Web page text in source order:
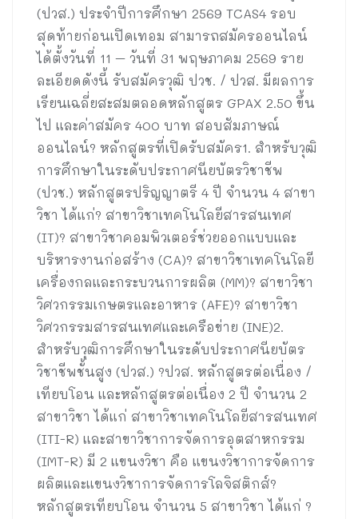
(ปวส.) ประจำปีการศึกษา 2569 TCAS4 รอบ
สุดท้ายก่อนเปิดเทอม สามารถสมัครออนไลน์
ได้ตั้งวันที่ 11 – วันที่ 31 พฤษภาคม 2569 ราย
ละเอียดดังนี้ รับสมัครวุฒิ ปวช. / ปวส. มีผลการ
เรียนเฉลี่ยสะสมตลอดหลักสูตร GPAX 2.50 ขึ้น
ไป และค่าสมัคร 400 บาท สอบสัมภาษณ์
ออนไลน์? หลักสูตรที่เปิดรับสมัคร1. สำหรับวุฒิ
การศึกษาในระดับประกาศนียบัตรวิชาชีพ
(ปวช.) หลักสูตรปริญญาตรี 4 ปี จำนวน 4 สาขา
วิชา ได้แก่? สาขาวิชาเทคโนโลยีสารสนเทศ
(IT)? สาขาวิชาคอมพิวเตอร์ช่วยออกแบบและ
บริหารงานก่อสร้าง (CA)? สาขาวิชาเทคโนโลยี
เครื่องกลและกระบวนการผลิต (MM)? สาขาวิชา
วิศวกรรมเกษตรและอาหาร (AFE)? สาขาวิชา
วิศวกรรมสารสนเทศและเครือข่าย (INE)2.
สำหรับวุฒิการศึกษาในระดับประกาศนียบัตร
วิชาชีพชั้นสูง (ปวส.) ?ปวส. หลักสูตรต่อเนื่อง /
เทียบโอน และหลักสูตรต่อเนื่อง 2 ปี จำนวน 2
สาขาวิชา ได้แก่ สาขาวิชาเทคโนโลยีสารสนเทศ
(ITI-R) และสาขาวิชาการจัดการอุตสาหกรรม
(IMT-R) มี 2 แขนงวิชา คือ แขนงวิชาการจัดการ
ผลิตและแขนงวิชาการจัดการโลจิสติกส์?
หลักสูตรเทียบโอน จำนวน 5 สาขาวิชา ได้แก่ ?